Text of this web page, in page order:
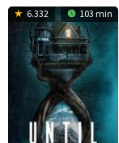
6.332 103 min